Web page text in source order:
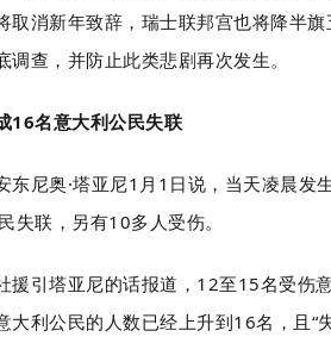
取消新年致辞，瑞士联邦宫也将降半
调查，并防止此类悲剧再次发生。
16名意大利公民失联
东尼奥·塔亚尼1月1日说，当天凌晨发
失联，另有10多人受伤。
援引塔亚尼的话报道，12至15名受伤
大利公民的人数已经上升到16名，且“